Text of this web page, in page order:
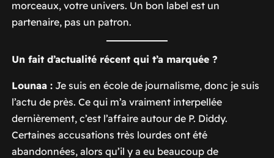
morceaux, votre univers. Un bon label est un
partenaire, pas un patron.
Un fait d’actualité récent qui t’a marquée ?
Lounaa :Je suis en école de journalisme, donc je suis
l’actu de près. Ce qui m’a vraiment interpellée
dernièrement, c’est l’affaire autour de P. Diddy.
Certaines accusations très lourdes ont été
abandonnées, alors qu’il y a eu beaucoup de